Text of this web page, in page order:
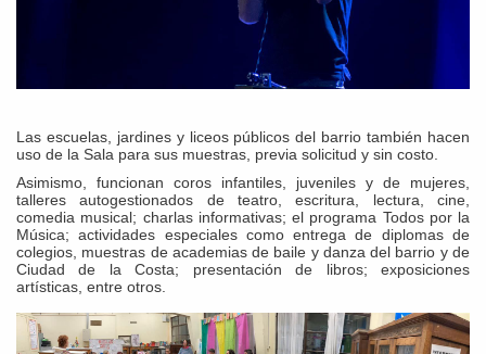
Las escuelas, jardines y liceos públicos del barrio también hacen
uso de la Sala para sus muestras, previa solicitud y sin costo.
Asimismo, funcionan coros infantiles, juveniles y de mujeres,
talleres autogestionados de teatro, escritura, lectura, cine,
comedia musical; charlas informativas; el programa Todos por la
Música; actividades especiales como entrega de diplomas de
colegios, muestras de academias de baile y danza del barrio y de
Ciudad de la Costa; presentación de libros; exposiciones
artísticas, entre otros.